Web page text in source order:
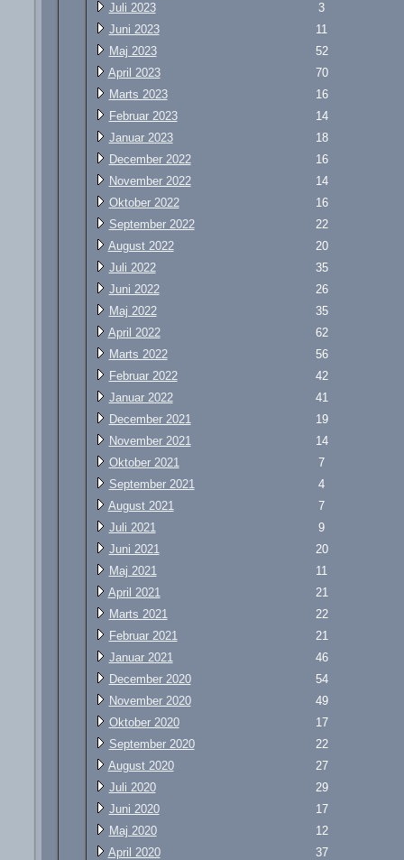
Juli 2023
3
Juni 2023
11
Maj 2023
52
April 2023
70
Marts 2023
16
Februar 2023
14
Januar 2023
18
December 2022
16
November 2022
14
Oktober 2022
16
September 2022
22
August 2022
20
Juli 2022
35
Juni 2022
26
Maj 2022
35
April 2022
62
Marts 2022
56
Februar 2022
42
Januar 2022
41
December 2021
19
November 2021
14
Oktober 2021
7
September 2021
4
August 2021
7
Juli 2021
9
Juni 2021
20
Maj 2021
11
April 2021
21
Marts 2021
22
Februar 2021
21
Januar 2021
46
December 2020
54
November 2020
49
Oktober 2020
17
September 2020
22
August 2020
27
Juli 2020
29
Juni 2020
17
Maj 2020
12
April 2020
37